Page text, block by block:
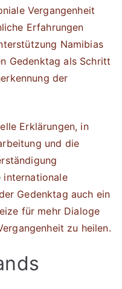
Vergangenheit
Erfahrungen
Namibias
Gedenktag als Schritt
der
Erklärungen, in
und die
internationale
Gedenktag auch ein
für mehr Dialoge
zu heilen.